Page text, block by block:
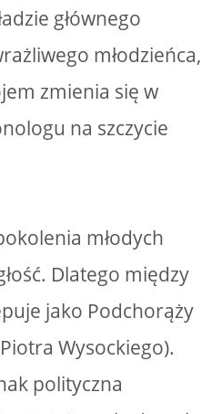
głównego
młodzieńca,
zmienia się w
na szczycie
młodych
Dlatego między
jako Podchorąży
Wysockiego).
polityczna